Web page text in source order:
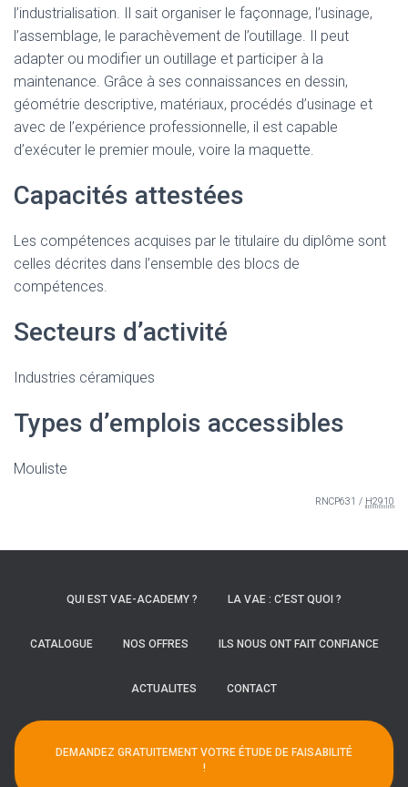
l’industrialisation. Il sait organiser le façonnage, l’usinage,
l’assemblage, le parachèvement de l’outillage. Il peut
adapter ou modifier un outillage et participer à la
maintenance. Grâce à ses connaissances en dessin,
géométrie descriptive, matériaux, procédés d’usinage et
avec de l’expérience professionnelle, il est capable
d’exécuter le premier moule, voire la maquette.
Capacités attestées
Les compétences acquises par le titulaire du diplôme sont
celles décrites dans l’ensemble des blocs de
compétences.
Secteurs d’activité
Industries céramiques
Types d’emplois accessibles
Mouliste
RNCP631 / H2910
QUI EST VAE-ACADEMY ? LA VAE : C’EST QUOI ?
CATALOGUE NOS OFFRES ILS NOUS ONT FAIT CONFIANCE
ACTUALITES CONTACT
DEMANDEZ GRATUITEMENT VOTRE ÉTUDE DE FAISABILITÉ
!